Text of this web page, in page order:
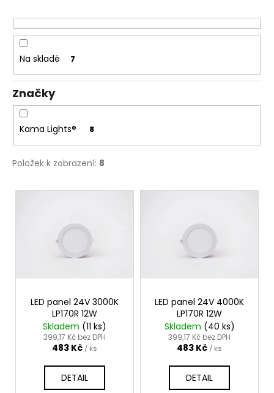
o
d
u
k
t
ů
Na skladě 7
Značky
Kama Lights® 8
Položek k zobrazení: 8
V
LED panel 24V 3000K
LP170R 12W
Skladem (11 ks)
399,17 Kč bez DPH
483 Kč / ks
DETAIL
LED panel 24V 4000K
LP170R 12W
Skladem (40 ks)
399,17 Kč bez DPH
483 Kč / ks
DETAIL
r
u
č
u
e
m
e